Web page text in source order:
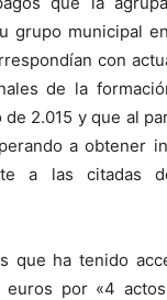
grupo municipal
con
de la
2.015 y que al
a obtener
a las citadas
que ha tenido
euros por «4